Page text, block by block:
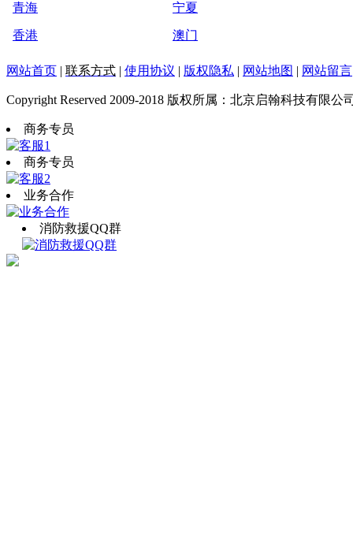
青海 宁夏
香港 澳门
网站首页 | 联系方式 | 使用协议 | 版权隐私 | 网站地图 | 网站留言
Copyright Reserved 2009-2018 版权所属：北京启翰科技有限公
商务专员
商务专员
业务合作
消防救援QQ群